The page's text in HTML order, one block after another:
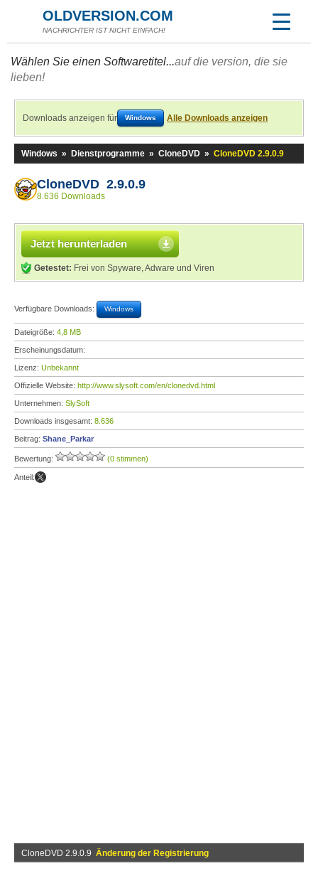
OLDVERSION.COM
NACHRICHTER IST NICHT EINFACH!
Wählen Sie einen Softwaretitel...auf die version, die sie
lieben!
Downloads anzeigen für Windows Alle Downloads anzeigen
Windows » Dienstprogramme » CloneDVD » CloneDVD 2.9.0.9
CloneDVD 2.9.0.9
8.636 Downloads
Jetzt herunterladen
Getestet: Frei von Spyware, Adware und Viren
Verfügbare Downloads: Windows
Dateigröße: 4,8 MB
Erscheinungsdatum:
Lizenz: Unbekannt
Offizielle Website: http://www.slysoft.com/en/clonedvd.html
Unternehmen: SlySoft
Downloads insgesamt: 8.636
Beitrag: Shane_Parkar
Bewertung: (0 stimmen)
Anteil:
CloneDVD 2.9.0.9 Änderung der Registrierung